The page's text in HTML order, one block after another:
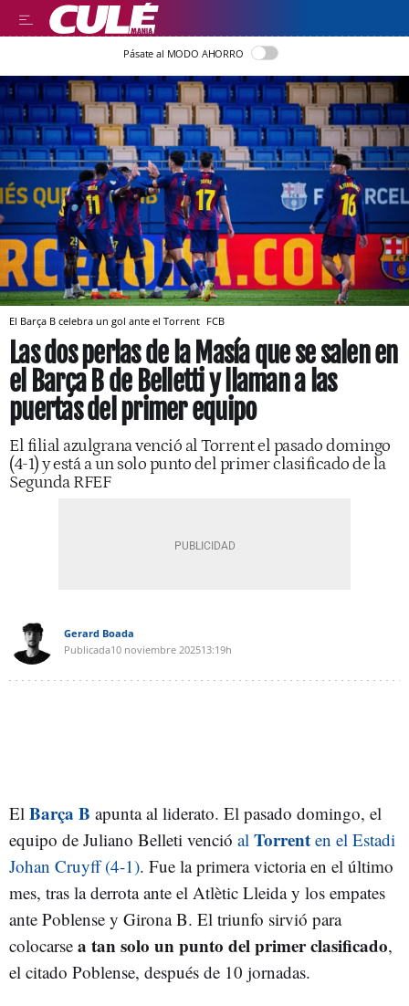
Pásate al MODO AHORRO
El Barça B celebra un gol ante el Torrent FCB
Las dos perlas de la Masía que se salen en
el Barça B de Belletti y llaman a las
puertas del primer equipo
El filial azulgrana venció al Torrent el pasado domingo
(4-1) y está a un solo punto del primer clasificado de la
Segunda RFEF
Gerard Boada
Publicada10 noviembre 202513:19h
El Barça B apunta al liderato. El pasado domingo, el
equipo de Juliano Belleti venció al Torrent en el Estadi
Johan Cruyff (4-1). Fue la primera victoria en el último
mes, tras la derrota ante el Atlètic Lleida y los empates
ante Poblense y Girona B. El triunfo sirvió para
colocarse a tan solo un punto del primer clasificado,
el citado Poblense, después de 10 jornadas.